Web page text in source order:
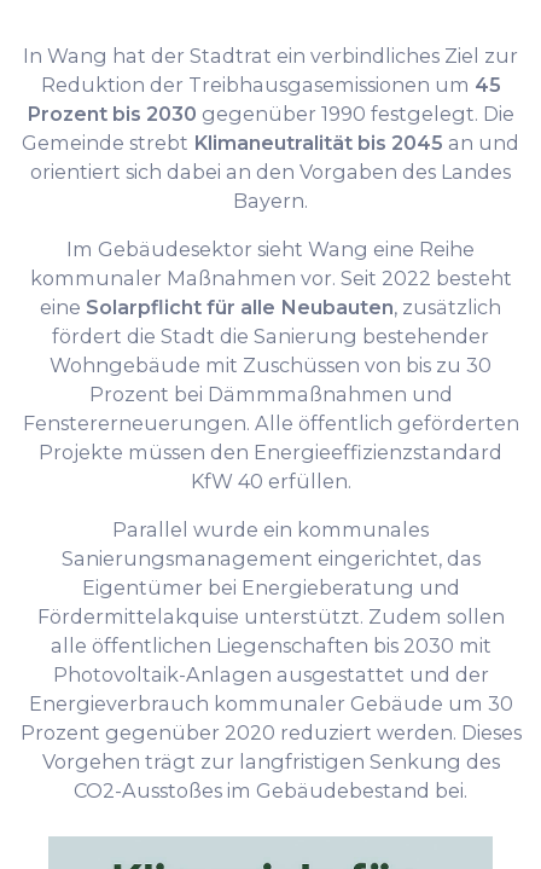
In Wang hat der Stadtrat ein verbindliches Ziel zur
Reduktion der Treibhausgasemissionen um 45
Prozent bis 2030 gegenüber 1990 festgelegt. Die
Gemeinde strebt Klimaneutralität bis 2045 an und
orientiert sich dabei an den Vorgaben des Landes
Bayern.
Im Gebäudesektor sieht Wang eine Reihe
kommunaler Maßnahmen vor. Seit 2022 besteht
eine Solarpflicht für alle Neubauten, zusätzlich
fördert die Stadt die Sanierung bestehender
Wohngebäude mit Zuschüssen von bis zu 30
Prozent bei Dämmmaßnahmen und
Fenstererneuerungen. Alle öffentlich geförderten
Projekte müssen den Energieeffizienzstandard
KfW 40 erfüllen.
Parallel wurde ein kommunales
Sanierungsmanagement eingerichtet, das
Eigentümer bei Energieberatung und
Fördermittelakquise unterstützt. Zudem sollen
alle öffentlichen Liegenschaften bis 2030 mit
Photovoltaik-Anlagen ausgestattet und der
Energieverbrauch kommunaler Gebäude um 30
Prozent gegenüber 2020 reduziert werden. Dieses
Vorgehen trägt zur langfristigen Senkung des
CO2-Ausstoßes im Gebäudebestand bei.